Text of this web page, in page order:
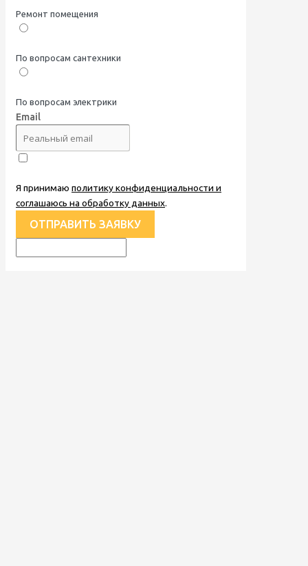
Ремонт помещения
По вопросам сантехники
По вопросам электрики
Email
Я принимаю политику конфиденциальности и
соглашаюсь на обработку данных.
ОТПРАВИТЬ ЗАЯВКУ